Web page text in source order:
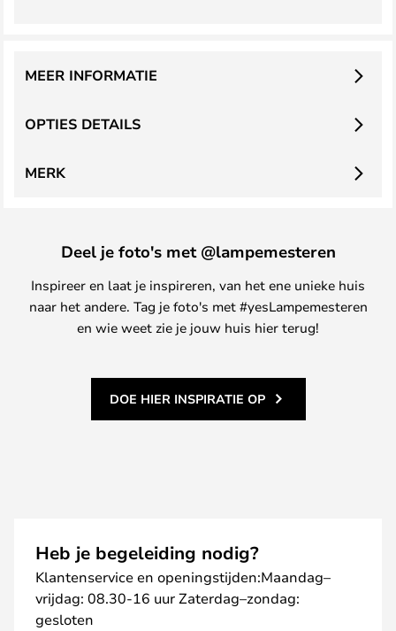
OPTIES DETAILS
MEER INFORMATIE
MERK
Deel je foto's met @lampemesteren
Inspireer en laat je inspireren, van het ene unieke huis
naar het andere. Tag je foto's met #yesLampemesteren
en wie weet zie je jouw huis hier terug!
DOE HIER INSPIRATIE OP
Heb je begeleiding nodig?
Klantenservice en openingstijden:Maandag–
vrijdag: 08.30-16 uur Zaterdag–zondag:
gesloten